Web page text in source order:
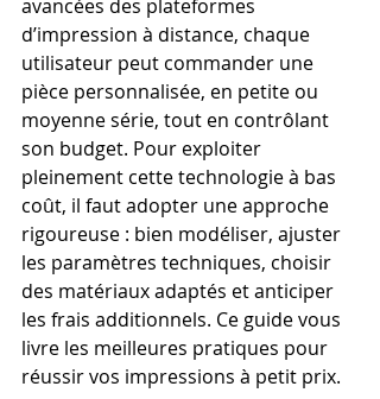
avancées des plateformes
d’impression à distance, chaque
utilisateur peut commander une
pièce personnalisée, en petite ou
moyenne série, tout en contrôlant
son budget. Pour exploiter
pleinement cette technologie à bas
coût, il faut adopter une approche
rigoureuse : bien modéliser, ajuster
les paramètres techniques, choisir
des matériaux adaptés et anticiper
les frais additionnels. Ce guide vous
livre les meilleures pratiques pour
réussir vos impressions à petit prix.